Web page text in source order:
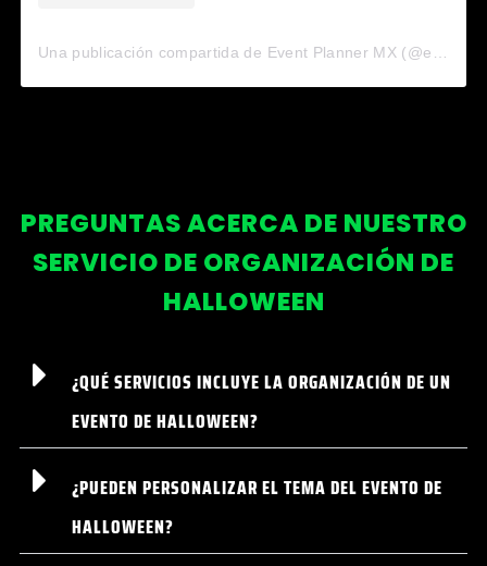
PREGUNTAS ACERCA DE NUESTRO
SERVICIO DE ORGANIZACIÓN DE
HALLOWEEN
¿QUÉ SERVICIOS INCLUYE LA ORGANIZACIÓN DE UN
EVENTO DE HALLOWEEN?
¿PUEDEN PERSONALIZAR EL TEMA DEL EVENTO DE
HALLOWEEN?